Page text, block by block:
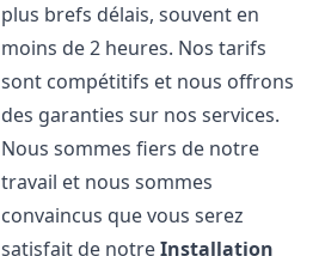
plus brefs délais, souvent en
moins de 2 heures. Nos tarifs
sont compétitifs et nous offrons
des garanties sur nos services.
Nous sommes fiers de notre
travail et nous sommes
convaincus que vous serez
satisfait de notreInstallation